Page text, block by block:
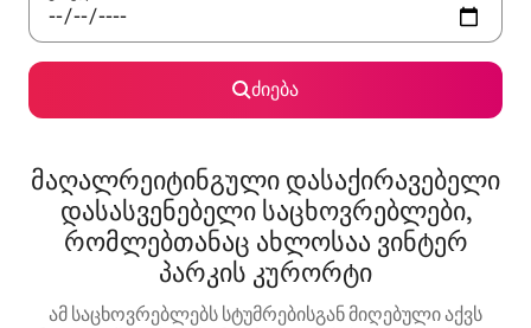
ძიება
მაღალრეიტინგული დასაქირავებელი
დასასვენებელი საცხოვრებლები,
რომლებთანაც ახლოსაა ვინტერ
პარკის კურორტი
ამ საცხოვრებლებს სტუმრებისგან მიღებული აქვს